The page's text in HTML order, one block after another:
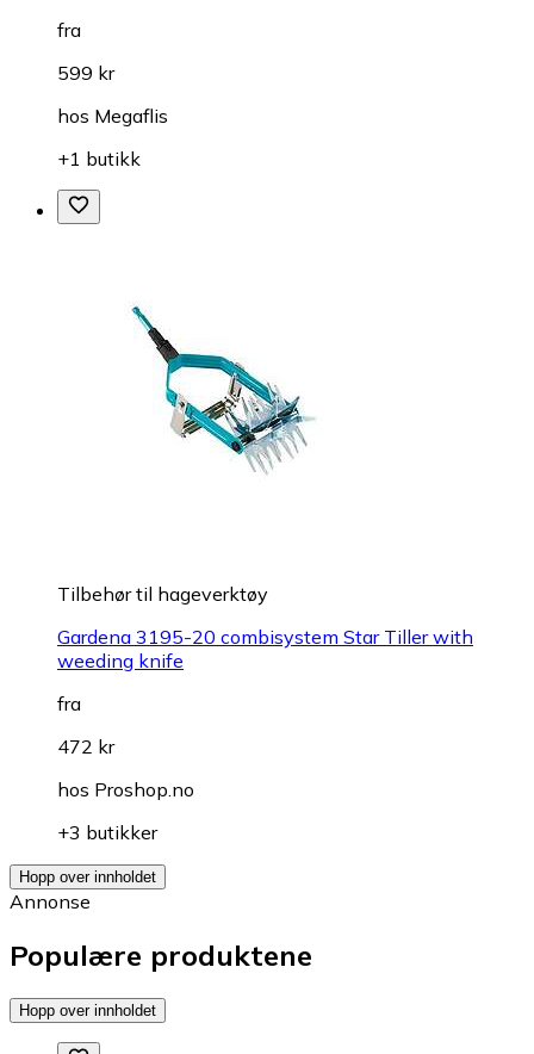
fra
599 kr
hos Megaflis
+1 butikk
Tilbehør til hageverktøy
Gardena 3195-20 combisystem Star Tiller with
weeding knife
fra
472 kr
hos Proshop.no
+3 butikker
Hopp over innholdet
Annonse
Populære produktene
Hopp over innholdet